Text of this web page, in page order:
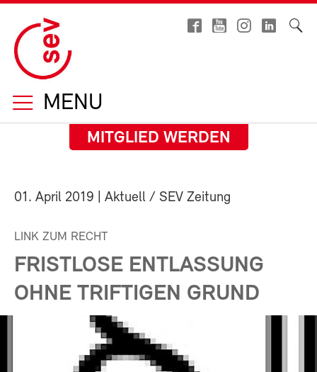
MENU
MITGLIED WERDEN
01. April 2019 | Aktuell / SEV Zeitung
LINK ZUM RECHT
FRISTLOSE ENTLASSUNG
OHNE TRIFTIGEN GRUND